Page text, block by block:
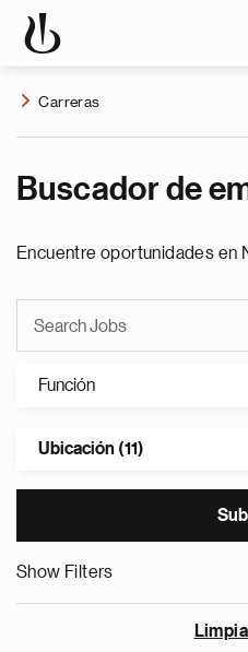
Carreras
Buscador de
Encuentre oportunidades en
Función
Ubicación (11)
Show Filters